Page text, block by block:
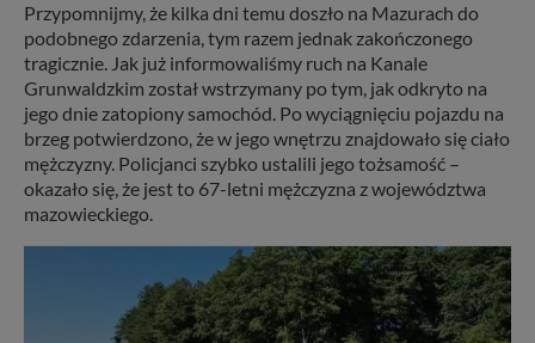
Przypomnijmy, że kilka dni temu doszło na Mazurach do
podobnego zdarzenia, tym razem jednak zakończonego
tragicznie. Jak już informowaliśmy ruch na Kanale
Grunwaldzkim został wstrzymany po tym, jak odkryto na
jego dnie zatopiony samochód. Po wyciągnięciu pojazdu na
brzeg potwierdzono, że w jego wnętrzu znajdowało się ciało
mężczyzny. Policjanci szybko ustalili jego tożsamość –
okazało się, że jest to 67-letni mężczyzna z województwa
mazowieckiego.